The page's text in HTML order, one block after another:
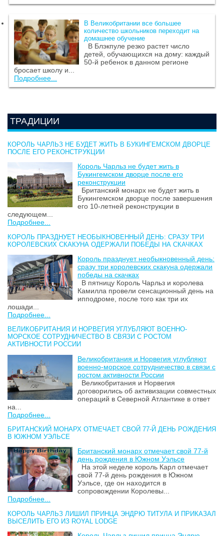
В Великобритании все большее
количество школьников переходит на
домашнее обучение
В Блэкпуле резко растет число
детей, обучающихся на дому: каждый
50-й ребенок в данном регионе
бросает школу и...
Подробнее...
ТРАДИЦИИ
КОРОЛЬ ЧАРЛЬЗ НЕ БУДЕТ ЖИТЬ В БУКИНГЕМСКОМ ДВОРЦЕ
ПОСЛЕ ЕГО РЕКОНСТРУКЦИИ
Король Чарльз не будет жить в
Букингемском дворце после его
реконструкции
Британский монарх не будет жить в
Букингемском дворце после завершения
его 10-летней реконструкции в
следующем...
Подробнее...
КОРОЛЬ ПРАЗДНУЕТ НЕОБЫКНОВЕННЫЙ ДЕНЬ: СРАЗУ ТРИ
КОРОЛЕВСКИХ СКАКУНА ОДЕРЖАЛИ ПОБЕДЫ НА СКАЧКАХ
Король празднует необыкновенный день:
сразу три королевских скакуна одержали
победы на скачках
В пятницу Король Чарльз и королева
Камилла провели сенсационный день на
ипподроме, после того как три их
лошади...
Подробнее...
ВЕЛИКОБРИТАНИЯ И НОРВЕГИЯ УГЛУБЛЯЮТ ВОЕННО-
МОРСКОЕ СОТРУДНИЧЕСТВО В СВЯЗИ С РОСТОМ
АКТИВНОСТИ РОССИИ
Великобритания и Норвегия углубляют
военно-морское сотрудничество в связи с
ростом активности России
Великобритания и Норвегия
договорились об активизации совместных
операций в Северной Атлантике в ответ
на...
Подробнее...
БРИТАНСКИЙ МОНАРХ ОТМЕЧАЕТ СВОЙ 77-Й ДЕНЬ РОЖДЕНИЯ
В ЮЖНОМ УЭЛЬСЕ
Британский монарх отмечает свой 77-й
день рождения в Южном Уэльсе
На этой неделе король Карл отмечает
свой 77-й день рождения в Южном
Уэльсе, где он находится в
сопровождении Королевы...
Подробнее...
КОРОЛЬ ЧАРЛЬЗ ЛИШИЛ ПРИНЦА ЭНДРЮ ТИТУЛА И ПРИКАЗАЛ
ВЫСЕЛИТЬ ЕГО ИЗ ROYAL LODGE